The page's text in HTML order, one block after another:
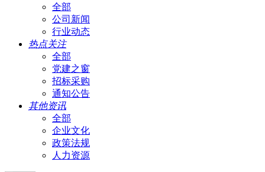
全部
公司新闻
行业动态
热点关注
全部
党建之窗
招标采购
通知公告
其他资讯
全部
企业文化
政策法规
人力资源